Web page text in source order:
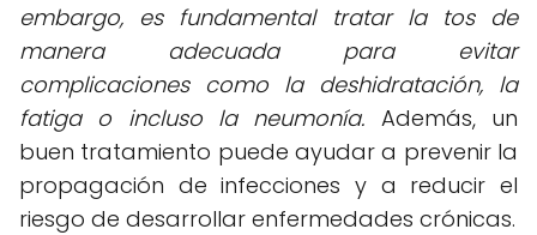
embargo, es fundamental tratar la tos de
manera adecuada para evitar
complicaciones como la deshidratación, la
fatiga o incluso la neumonía. Además, un
buen tratamiento puede ayudar a prevenir la
propagación de infecciones y a reducir el
riesgo de desarrollar enfermedades crónicas.